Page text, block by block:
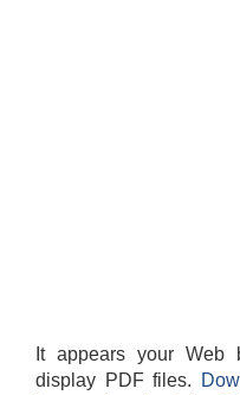
It appears your Web
display PDF files.